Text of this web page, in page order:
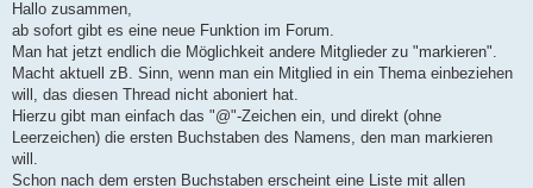
i
r
a
Hallo zusammen,
ab sofort gibt es eine neue Funktion im Forum.
Man hat jetzt endlich die Möglichkeit andere Mitglieder zu "markieren".
Macht aktuell zB. Sinn, wenn man ein Mitglied in ein Thema einbeziehen
will, das diesen Thread nicht aboniert hat.
Hierzu gibt man einfach das "@"-Zeichen ein, und direkt (ohne
Leerzeichen) die ersten Buchstaben des Namens, den man markieren
will.
Schon nach dem ersten Buchstaben erscheint eine Liste mit allen